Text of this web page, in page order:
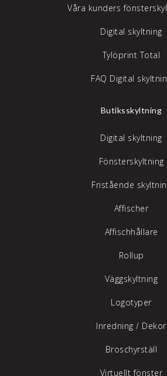
Våra kunders
Digital skyltning
Tylöprint Total
FAQ Digital
Butiksskyltning
Digital skyltning
Fönsterskyltning
Fristående
Affischer
Affischhållare
Rollup
Väggskyltning
Logotyper
Inredning / Dekor
Broschyrställ
Virtuellt fönster